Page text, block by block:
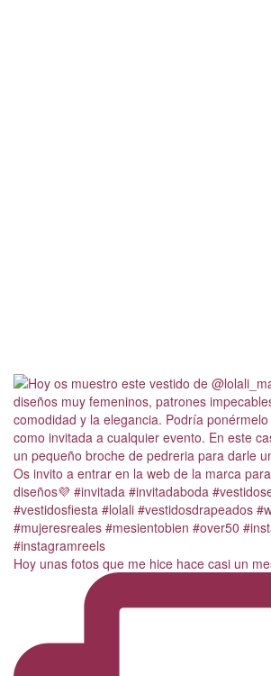
Hoy unas fotos que me hice hace casi un